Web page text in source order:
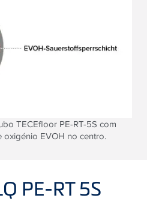
TECEfloor PE-RT-5S com
EVOH no centro.
PE-RT 5S